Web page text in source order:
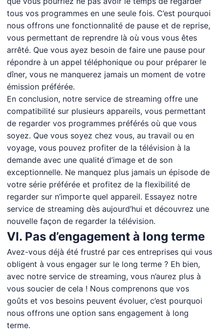
tous vos programmes en une seule fois. C’est pourquoi
nous offrons une fonctionnalité de pause et de reprise,
vous permettant de reprendre là où vous vous êtes
arrêté. Que vous ayez besoin de faire une pause pour
répondre à un appel téléphonique ou pour préparer le
dîner, vous ne manquerez jamais un moment de votre
émission préférée.
En conclusion, notre service de streaming offre une
compatibilité sur plusieurs appareils, vous permettant
de regarder vos programmes préférés où que vous
soyez. Que vous soyez chez vous, au travail ou en
voyage, vous pouvez profiter de la télévision à la
demande avec une qualité d’image et de son
exceptionnelle. Ne manquez plus jamais un épisode de
votre série préférée et profitez de la flexibilité de
regarder sur n’importe quel appareil. Essayez notre
service de streaming dès aujourd’hui et découvrez une
nouvelle façon de regarder la télévision.
VI. Pas d’engagement à long terme
Avez-vous déjà été frustré par ces entreprises qui vous
obligent à vous engager sur le long terme ? Eh bien,
avec notre service de streaming, vous n’aurez plus à
vous soucier de cela ! Nous comprenons que vos
goûts et vos besoins peuvent évoluer, c’est pourquoi
nous offrons une option sans engagement à long
terme.